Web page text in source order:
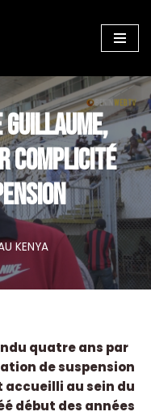
GUILLAUME,
COMPLICITÉ
KENYA
quatre ans par
de suspension
accueilli au sein du
début des années